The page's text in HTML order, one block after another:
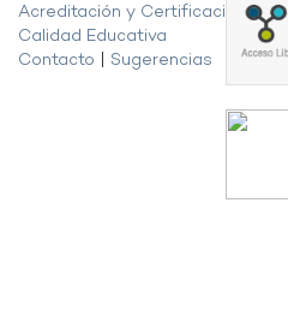
Acreditación y Certificación de la
Calidad Educativa
Contacto
Sugerencias